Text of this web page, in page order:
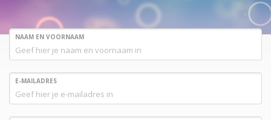
NAAM EN VOORNAAM
E-MAILADRES